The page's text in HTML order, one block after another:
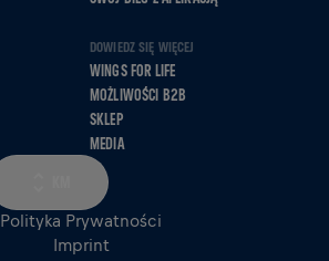
DOWIEDZ SIĘ WIĘCEJ
WINGS FOR LIFE
MOŻLIWOŚCI B2B
SKLEP
MEDIA
Polityka Prywatności
Imprint